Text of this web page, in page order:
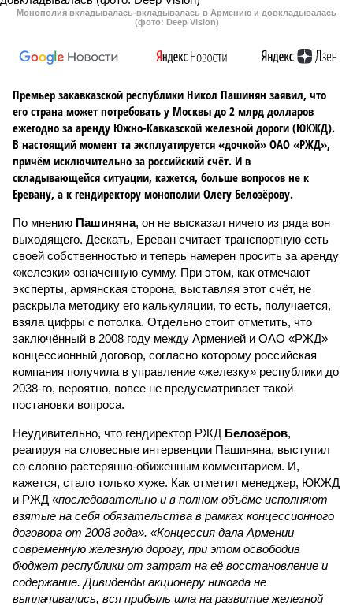
Монополия вкладывалась-вкладывалась в Армению и довкладывалась
(фото: Deep Vision)
Премьер закавказской республики Никол Пашинян заявил, что
его страна может потребовать у Москвы до 2 млрд долларов
ежегодно за аренду Южно-Кавказской железной дороги (ЮКЖД).
В настоящий момент та эксплуатируется «дочкой» ОАО «РЖД»,
причём исключительно за российский счёт. И в
складывающейся ситуации, кажется, больше вопросов не к
Еревану, а к гендиректору монополии Олегу Белозёрову.
По мнению Пашиняна, он не высказал ничего из ряда вон
выходящего. Дескать, Ереван считает транспортную сеть
своей собственностью и теперь намерен просить за аренду
«железки» означенную сумму. При этом, как отмечают
эксперты, армянская сторона, выставляя этот счёт, не
раскрыла методику его калькуляции, то есть, получается,
взяла цифры с потолка. Отдельно стоит отметить, что
заключённый в 2008 году между Арменией и ОАО «РЖД»
концессионный договор, согласно которому российская
компания получила в управление «железку» республики до
2038-го, вероятно, вовсе не предусматривает такой
постановки вопроса.
Неудивительно, что гендиректор РЖД Белозёров,
реагируя на словесные интервенции Пашиняна, выступил
со словно растерянно-обиженным комментарием. И,
кажется, стало только хуже. Как отметил менеджер, ЮКЖД
и РЖД «последовательно и в полном объёме исполняют
взятые на себя обязательства в рамках концессионного
договора от 2008 года». «Концессия дала Армении
современную железную дорогу, при этом освободив
бюджет республики от затрат на её восстановление и
содержание. Дивиденды акционеру никогда не
выплачивались, вся прибыль шла на развитие железной